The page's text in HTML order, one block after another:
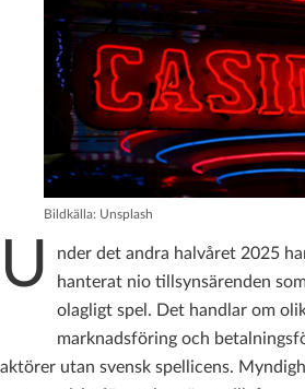
Bildkälla: Unsplash
U
nder det andra halvåret 2025
hanterat nio tillsynsärenden
olagligt spel. Det handlar om
marknadsföring och
aktörer utan svensk spellicens.